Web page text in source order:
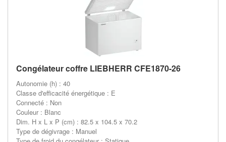
Congélateur coffre LIEBHERR CFE1870-26
Autonomie (h) : 40
Classe d'efficacité énergétique : E
Connecté : Non
Couleur : Blanc
Dim. H x L x P (cm) : 82.5 x 104.5 x 70.2
Type de dégivrage : Manuel